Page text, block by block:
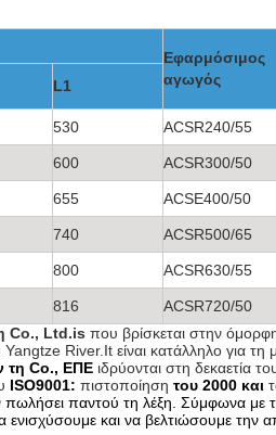
Εφαρμόσιμος
αγωγός
L1
530 ACSR240/55
600 ACSR300/50
655 ACSE400/50
740 ACSR500/65
800 ACSR630/55
816
ACSR720/50
Co., Ltd.is που βρίσκεται στην
River.It είναι κατάλληλο για τη
τη Co., ΕΠΕ ιδρύονται στη δεκαετία
ISO9001: πιστοποίηση του 2000 και
παντού τη λέξη. Σύμφωνα με
και να βελτιώσουμε